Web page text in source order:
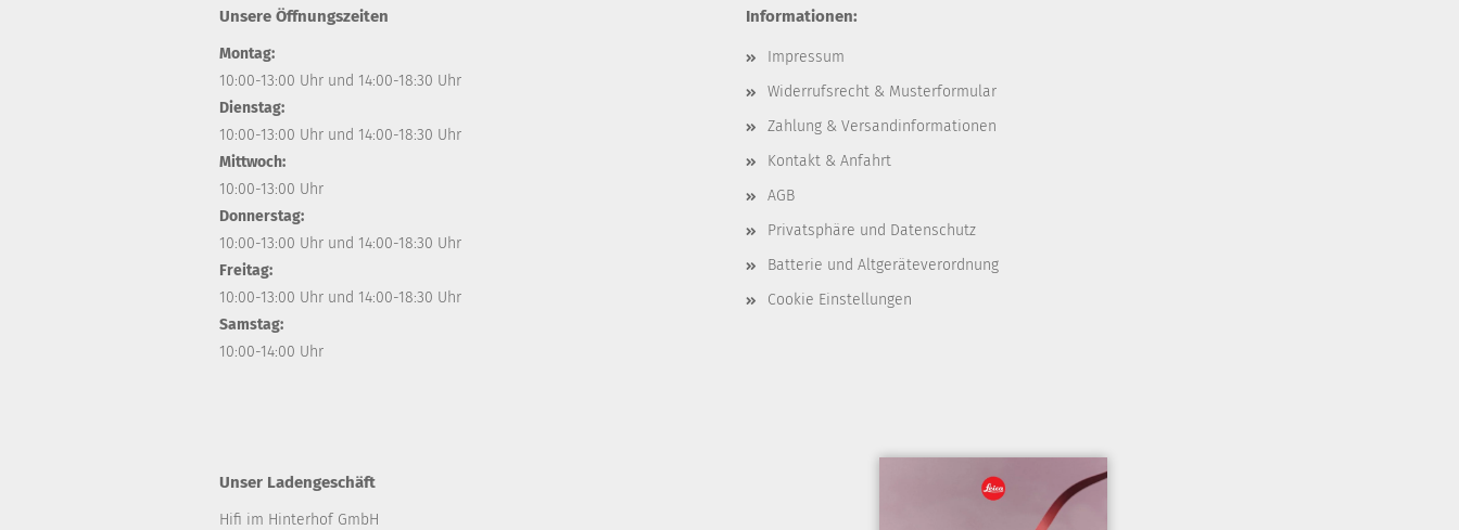
Unsere Öffnungszeiten
Montag:
10:00-13:00 Uhr und 14:00-18:30 Uhr
Dienstag:
10:00-13:00 Uhr und 14:00-18:30 Uhr
Mittwoch:
10:00-13:00 Uhr
Donnerstag:
10:00-13:00 Uhr und 14:00-18:30 Uhr
Freitag:
10:00-13:00 Uhr und 14:00-18:30 Uhr
Samstag:
10:00-14:00 Uhr
Informationen:
Impressum
Widerrufsrecht & Musterformular
Zahlung & Versandinformationen
Kontakt & Anfahrt
AGB
Privatsphäre und Datenschutz
Batterie und Altgeräteverordnung
Cookie Einstellungen
Unser Ladengeschäft
Hifi im Hinterhof GmbH